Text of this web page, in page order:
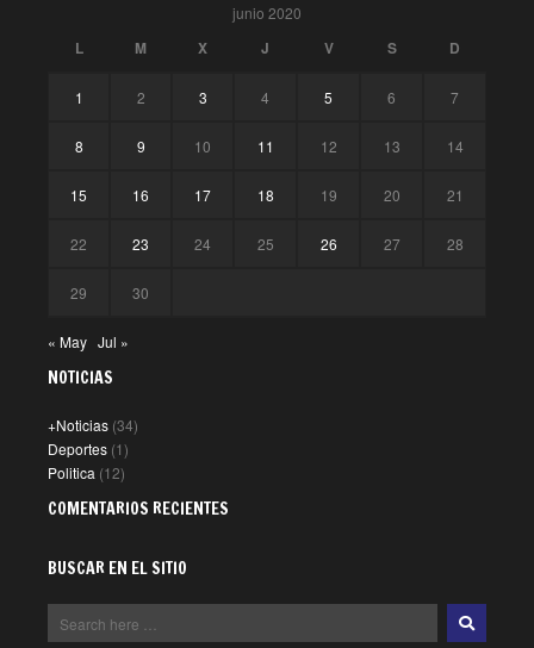
junio 2020
L M X J V S D
1 2 3 4 5 6 7
8 9 10 11 12 13 14
15 16 17 18 19 20 21
22 23 24 25 26 27 28
29 30
« May Jul »
NOTICIAS
+Noticias (34)
Deportes (1)
Politica (12)
COMENTARIOS RECIENTES
BUSCAR EN EL SITIO